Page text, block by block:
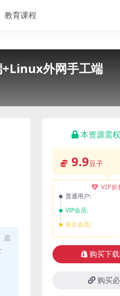
教育课程
+Linux外网手工端
盗
本资源需
9.9豆子
VIP折
普通用户:
VIP会员:
永久会员:
购买下
购买